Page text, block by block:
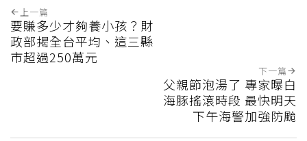
上一篇
要賺多少才夠養小孩？財
政部揭全台平均、這三縣
市超過250萬元
下一篇
父親節泡湯了 專家曝白
海豚搖滾時段 最快明天
下午海警加強防颱